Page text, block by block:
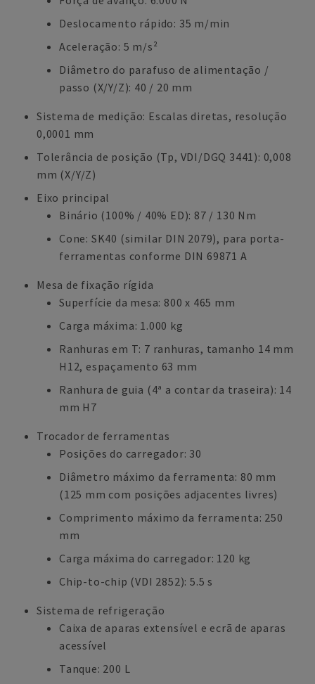
Deslocamento rápido: 35 m/min
Aceleração: 5 m/s²
Diâmetro do parafuso de alimentação /
passo (X/Y/Z): 40 / 20 mm
Sistema de medição: Escalas diretas, resolução
0,0001 mm
Tolerância de posição (Tp, VDI/DGQ 3441): 0,008
mm (X/Y/Z)
Eixo principal
Binário (100% / 40% ED): 87 / 130 Nm
Cone: SK40 (similar DIN 2079), para porta-
ferramentas conforme DIN 69871 A
Mesa de fixação rígida
Superfície da mesa: 800 x 465 mm
Carga máxima: 1.000 kg
Ranhuras em T: 7 ranhuras, tamanho 14 mm
H12, espaçamento 63 mm
Ranhura de guia (4ª a contar da traseira): 14
mm H7
Trocador de ferramentas
Posições do carregador: 30
Diâmetro máximo da ferramenta: 80 mm
(125 mm com posições adjacentes livres)
Comprimento máximo da ferramenta: 250
mm
Carga máxima do carregador: 120 kg
Chip-to-chip (VDI 2852): 5.5 s
Sistema de refrigeração
Caixa de aparas extensível e ecrã de aparas
acessível
Tanque: 200 L